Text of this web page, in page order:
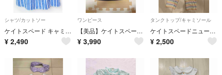
シャツ/カットソー
ケイトスペード キャミソールブラウス 120cm キッズ 女児 ブルー×白【中古】【新入荷!】★
¥ 2,490
ワンピース
【美品】ケイトスペード セットアップ ワンピースブラウス80
¥ 3,990
タンクトップ/キャミソール
ケイトスペードニューヨーク オウム上下 80
¥ 2,500